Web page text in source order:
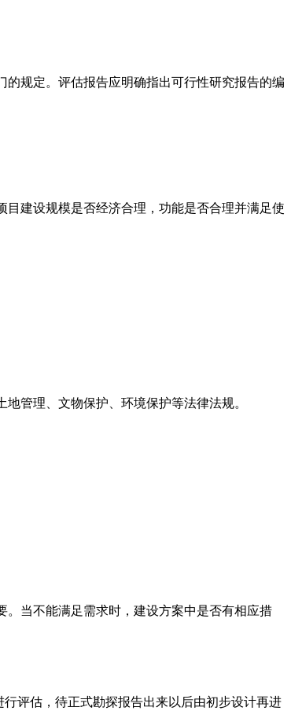
规定。评估报告应明确指出可行性研究报告的编
建设规模是否经济合理，功能是否合理并满足使
管理、文物保护、环境保护等法律法规。
当不能满足需求时，建设方案中是否有相应措
评估，待正式勘探报告出来以后由初步设计再进